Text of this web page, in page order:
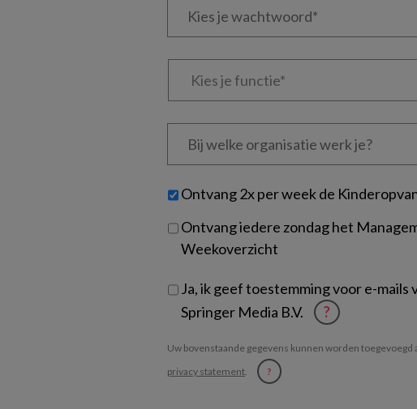
Kies
Bij
welke
je?
Untitled
Ontvang 2x per week de
Ontvang iedere zondag het
Weekoverzicht
Ja, ik geef toestemming voor e-mails
Springer Media B.V.
?
Uw bovenstaande gegevens kunnen worden
privacy statement. ?